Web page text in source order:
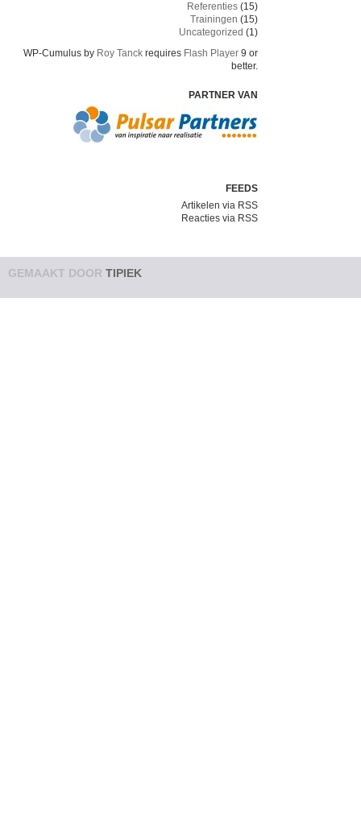
Referenties (15)
Trainingen (15)
Uncategorized (1)
WP-Cumulus by Roy Tanck requires Flash Player 9 or
better.
PARTNER VAN
FEEDS
Artikelen via RSS
Reacties via RSS
GEMAAKT DOOR TIPIEK